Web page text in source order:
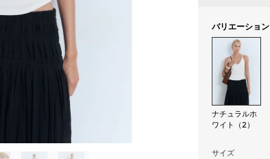
バリエーション
ナチュラルホ
ワイト（2）
サイズ